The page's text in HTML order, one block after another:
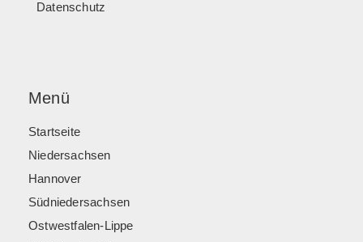
Datenschutz
Menü
Startseite
Niedersachsen
Hannover
Südniedersachsen
Ostwestfalen-Lippe